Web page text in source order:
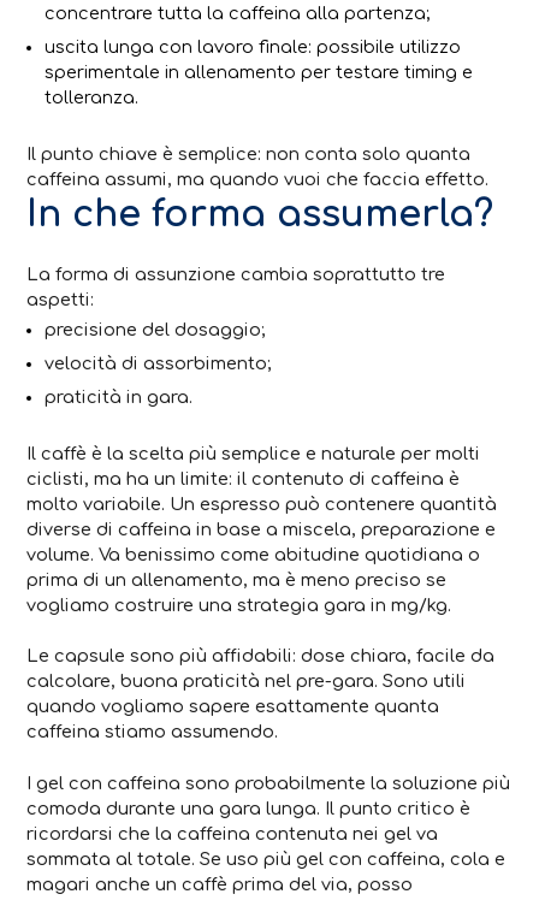
concentrare tutta la caffeina alla partenza;
uscita lunga con lavoro finale: possibile utilizzo
sperimentale in allenamento per testare timing e
tolleranza.
Il punto chiave è semplice: non conta solo quanta
caffeina assumi, ma quando vuoi che faccia effetto.
In che forma assumerla?
La forma di assunzione cambia soprattutto tre
aspetti:
precisione del dosaggio;
velocità di assorbimento;
praticità in gara.
Il caffè è la scelta più semplice e naturale per molti
ciclisti, ma ha un limite: il contenuto di caffeina è
molto variabile. Un espresso può contenere quantità
diverse di caffeina in base a miscela, preparazione e
volume. Va benissimo come abitudine quotidiana o
prima di un allenamento, ma è meno preciso se
vogliamo costruire una strategia gara in mg/kg.
Le capsule sono più affidabili: dose chiara, facile da
calcolare, buona praticità nel pre-gara. Sono utili
quando vogliamo sapere esattamente quanta
caffeina stiamo assumendo.
I gel con caffeina sono probabilmente la soluzione più
comoda durante una gara lunga. Il punto critico è
ricordarsi che la caffeina contenuta nei gel va
sommata al totale. Se uso più gel con caffeina, cola e
magari anche un caffè prima del via, posso